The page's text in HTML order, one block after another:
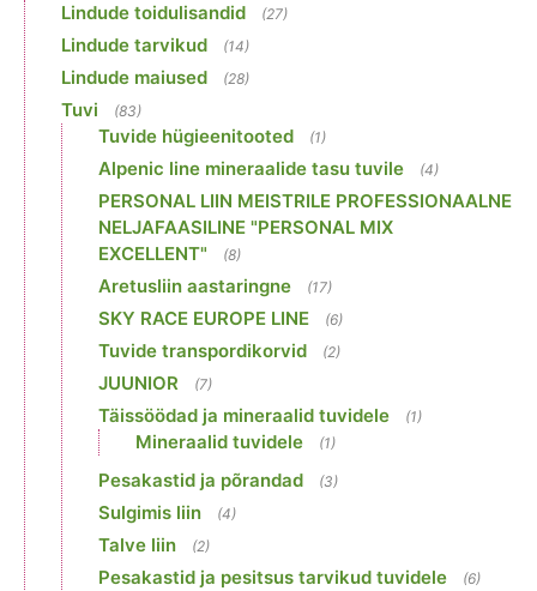
Lindude toidulisandid (27)
Lindude tarvikud (14)
Lindude maiused (28)
Tuvi (83)
Tuvide hügieenitooted (1)
Alpenic line mineraalide tasu tuvile (4)
PERSONAL LIIN MEISTRILE PROFESSIONAALNE
NELJAFAASILINE "PERSONAL MIX
EXCELLENT"
(8)
Aretusliin aastaringne (17)
SKY RACE EUROPE LINE (6)
Tuvide transpordikorvid (2)
JUUNIOR (7)
Täissöödad ja mineraalid tuvidele (1)
Mineraalid tuvidele (1)
Pesakastid ja põrandad (3)
Sulgimis liin (4)
Talve liin (2)
Pesakastid ja pesitsus tarvikud tuvidele (6)